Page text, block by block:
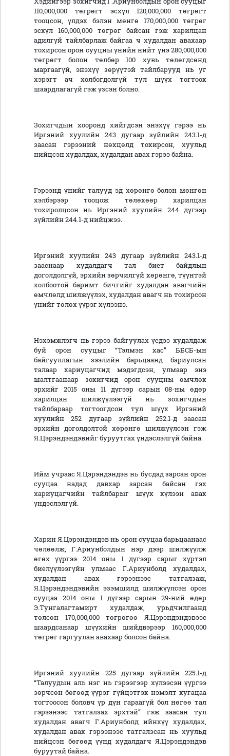
110,000,000 төгрөгт эсхүл 120,000,000 төгрөгт
тооцсон, үлдэх бэлэн мөнгө 170,000,000 төгрөг
эсхүл 160,000,000 төгрөг байсан гэж харилцан
адилгүй тайлбарлаж байгаа ч худалдан авахаар
тохирсон орон сууцны үнийн нийт үнэ 280,000,000
төгрөгт болон төлбөр 100 хувь төлөгдсөнд
маргаагүй, энэхүү зөрүүтэй тайлбарууд нь уг
хэрэгт ач холбогдолгүй тул шүүх тогтоох
шаардлагагүй гэж үзсэн болно.
Зохигчдын хооронд хийгдсэн энэхүү гэрээ нь
Иргэний хуулийн 243 дугаар зүйлийн 243.1-д
заасан гэрээний нөхцөлд тохирсон, хуульд
нийцсэн худалдах, худалдан авах гэрээ байна.
Гэрээнд үнийг талууд эд хөрөнгө болон мөнгөн
хэлбэрээр тооцож төлөхөөр харилцан
тохиролцсон нь Иргэний хуулийн 244 дүгээр
зүйлийн 244.1-д нийцжээ.
Иргэний хуулийн 243 дугаар зүйлийн 243.1-д
зааснаар худалдагч тал биет байдлын
доголдолгүй, эрхийн зөрчилгүй хөрөнгө, түүнтэй
холбоотой баримт бичгийг худалдан авагчийн
өмчлөлд шилжүүлэх, худалдан авагч нь тохирсон
үнийг төлөх үүрэг хүлээнэ.
Нэхэмжлэгч нь гэрээ байгуулах үедээ худалдаж
буй орон сууцыг “Тэлмэн хас” ББСБ-ын
байгууллагын зээлийн барьцаанд бариулсан
талаар хариуцагчид мэдэгдсэн, улмаар энэ
шалтгаанаар зохигчид орон сууцны өмчлөх
эрхийг 2015 оны 11 дүгээр сарын 08-ны өдөр
харилцан шилжүүлээгүй нь зохигчдын
тайлбараар тогтоогдсон тул шүүх Иргэний
хуулийн 252 дугаар зүйлийн 252.1-д заасан
эрхийн доголдолтой хөрөнгө шилжүүлсэн гэж
Я.Цэрэндэндэвийг буруутгах үндэслэлгүй байна.
Ийм учраас Я.Цэрэндэндэв нь бусдад зарсан орон
сууцаа надад давхар зарсан байсан гэх
хариуцагчийн тайлбарыг шүүх хүлээн авах
үндэслэлгүй.
Харин Я.Цэрэндэндэв нь орон сууцаа барьцаанаас
чөлөөлж, Г.Ариунболдын нэр дээр шилжүүлж
өгөх үүргээ 2014 оны 1 дүгээр сарыг хүртэл
биелүүлээгүйн улмаас Г.Ариунболд худалдах,
худалдан авах гэрээнээс татгалзаж,
Я.Цэрэндэндэвийн эзэмшилд шилжүүлсэн орон
сууцаа 2014 оны 1 дүгээр сарын 29-ний өдөр
Э.Тунгалагтамирт худалдаж, урьдчилгаанд
төлсөн 170,000,000 төгрөгөө Я.Цэрэндэндэвээс
шаардсанаар шүүхийн шийдвэрээр 160,000,000
төгрөг гаргуулан авахаар болсон байна.
Иргэний хуулийн 225 дугаар зүйлийн 225.1-д
“Талуудын аль нэг нь гэрээгээр хүлээсэн үүргээ
зөрчсөн бөгөөд үүрэг гүйцэтгэх нэмэлт хугацаа
тогтоосон боловч үр дүн гараагүй бол нөгөө тал
гэрээнээс татгалзах эрхтэй” гэж заасан тул
худалдан авагч Г.Ариунболд ийнхүү худалдах,
худалдан авах гэрээнээс татгалзсан нь хуульд
нийцсэн бөгөөд үүнд худалдагч Я.Цэрэндэндэв
буруутай байна.